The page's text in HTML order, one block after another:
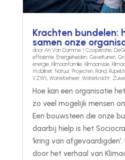
Krachten bundelen:
samen onze
door An Van Damme| Cooperatie,
efficiëntie, Energiehelden, Geveltuinen,
energie, Klimaanfamilie, Klimaanvisie,
Mobiliteit, Natuur, Projecten, Rand,
VZW's, Waterbeheer, Waterkracht,
Hoe kan een organisatie
zo veel mogelijk mensen
Een bouwsteen die onze
daarbij hielp is het
‘kring van
door het verhaal van